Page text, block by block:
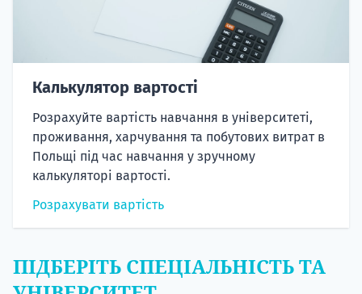
Калькулятор вартості
Розрахуйте вартість навчання в університеті,
проживання, харчування та побутових витрат в
Польщі під час навчання у зручному
калькуляторі вартості.
Розрахувати вартість
ПІДБЕРІТЬ СПЕЦІАЛЬНІСТЬ ТА